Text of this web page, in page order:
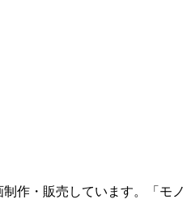
作・販売しています。「モノ